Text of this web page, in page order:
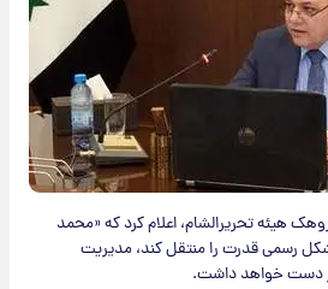
هیئه تحریرالشام، اعلام کرد که «محمد
شکل رسمی قدرت را منتقل کند، مدیریت
در دست خواهد داشت.